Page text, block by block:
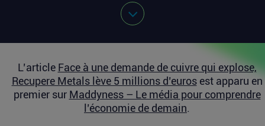
L’article Face à une demande de cuivre qui explose,
Recupere Metals lève 5 millions d’eurosest apparu en
premier sur Maddyness – Le média pour comprendre
l’économie de demain.